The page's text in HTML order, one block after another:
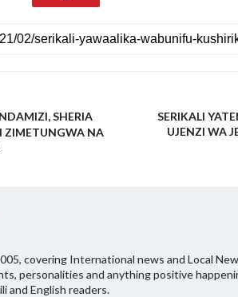
SHERIA
ZIMETUNGWA NA
SERIKALI
UJENZI WA
covering International news and Local
personalities and anything positive
and English readers.